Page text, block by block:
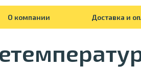
О компании Доставка и